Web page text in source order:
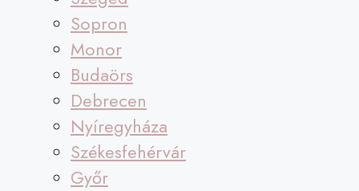
Sopron
Monor
Budaörs
Debrecen
Nyíregyháza
Székesfehérvár
Győr